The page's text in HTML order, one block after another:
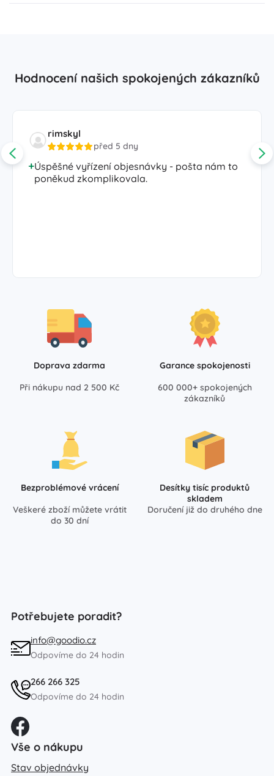
Hodnocení našich spokojených zákazníků
rimskyl
před 5 dny
Úspěšné vyřízení objesnávky - pošta nám to
poněkud zkomplikovala.
Doprava zdarma
Při nákupu nad 2 500 Kč
Garance spokojenosti
600 000+ spokojených
zákazníků
Bezproblémové vrácení
Veškeré zboží můžete vrátit
do 30 dní
Desítky tisíc produktů
skladem
Doručení již do druhého dne
Potřebujete poradit?
info@goodio.cz
Odpovíme do 24 hodin
266 266 325
Odpovíme do 24 hodin
Vše o nákupu
Stav objednávky